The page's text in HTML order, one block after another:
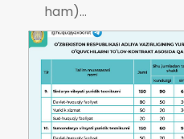
ham)...